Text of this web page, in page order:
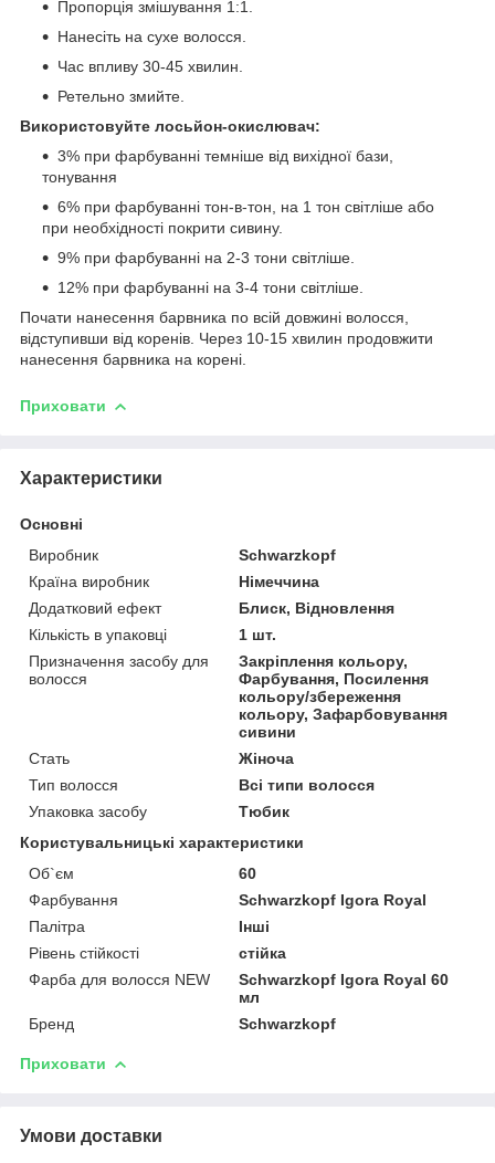
Пропорція змішування 1:1.
Нанесіть на сухе волосся.
Час впливу 30-45 хвилин.
Ретельно змийте.
Використовуйте лосьйон-окислювач:
3% при фарбуванні темніше від вихідної бази,
тонування
6% при фарбуванні тон-в-тон, на 1 тон світліше або
при необхідності покрити сивину.
9% при фарбуванні на 2-3 тони світліше.
12% при фарбуванні на 3-4 тони світліше.
Почати нанесення барвника по всій довжині волосся,
відступивши від коренів. Через 10-15 хвилин продовжити
нанесення барвника на корені.
Приховати
Характеристики
Основні
Виробник
Schwarzkopf
Країна виробник
Німеччина
Додатковий ефект
Блиск, Відновлення
Кількість в упаковці
1 шт.
Призначення засобу для
волосся
Закріплення кольору,
Фарбування, Посилення
кольору/збереження
кольору, Зафарбовування
сивини
Стать
Жіноча
Тип волосся
Всі типи волосся
Упаковка засобу
Тюбик
Користувальницькі характеристики
Об`єм
60
Фарбування
Schwarzkopf Igora Royal
Палітра
Інші
Рівень стійкості
стійка
Фарба для волосся NEW
Schwarzkopf Igora Royal 60
мл
Бренд
Schwarzkopf
Приховати
Умови доставки